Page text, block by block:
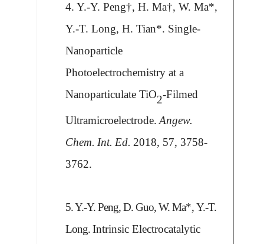
4.Y.-Y. Peng†, H. Ma†, W. Ma*,
Y.-T. Long, H. Tian*. Single-
Nanoparticle
Photoelectrochemistry at a
Nanoparticulate TiO2-Filmed
Ultramicroelectrode. Angew.
Chem. Int. Ed. 2018, 57, 3758-
3762.
5.Y.-Y. Peng, D. Guo, W. Ma*,Y.-T.
Long. Intrinsic Electrocatalytic